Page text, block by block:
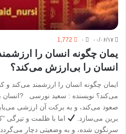
۰۰/۰۶/۱۷ ۰ 1,772
یمان چگونه انسان را
انسان را بی‌ارزش می‌کند؟
ایمان چگونه انسان را ارزشمند می‌کند و
می‌کند؟ نویسنده : سعید نورسی ?انسان با
صعود می‌کند، و به برکت آن ارزشی
برین می‌سازد.
اما با ظلمت و تیرگی
سرنگون شده، و به وضعیتی دچار